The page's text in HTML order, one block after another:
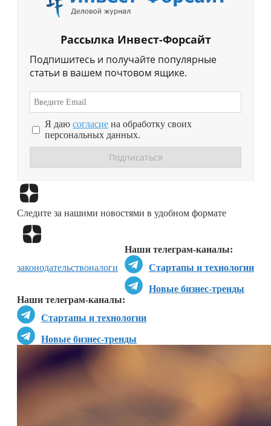
Рассылка Инвест-Форсайт
Подпишитесь и получайте популярные
статьи в вашем почтовом ящике.
Я даю согласие на обработку своих
персональных данных.
Следите за нашими новостями в удобном формате
Наши телеграм-каналы:
Стартапы и технологии
Новые бизнес-тренды
Наши телеграм-каналы:
Стартапы и технологии
Новые бизнес-тренды
законодательствоналоги